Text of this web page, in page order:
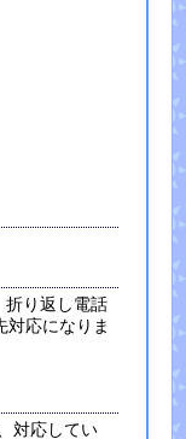
り返し電話
応になりま
対応してい